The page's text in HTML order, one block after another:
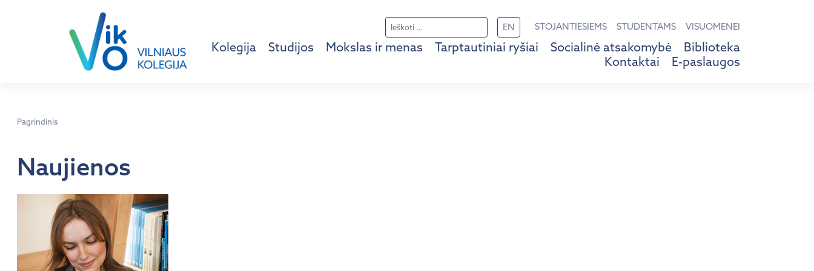
Ieškoti: EN STOJANTIESIEMS STUDENTAMS VISUOMENEI
Kolegija Studijos Mokslas ir menas Tarptautiniai ryšiai Socialinė atsakomybė
Biblioteka
Kontaktai
E-paslaugos
Pagrindinis
Naujienos